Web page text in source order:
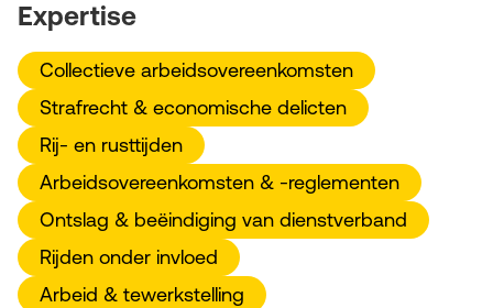
Expertise
Collectieve arbeidsovereenkomsten
Strafrecht & economische delicten
Rij- en rusttijden
Arbeidsovereenkomsten & -reglementen
Ontslag & beëindiging van dienstverband
Rijden onder invloed
Arbeid & tewerkstelling